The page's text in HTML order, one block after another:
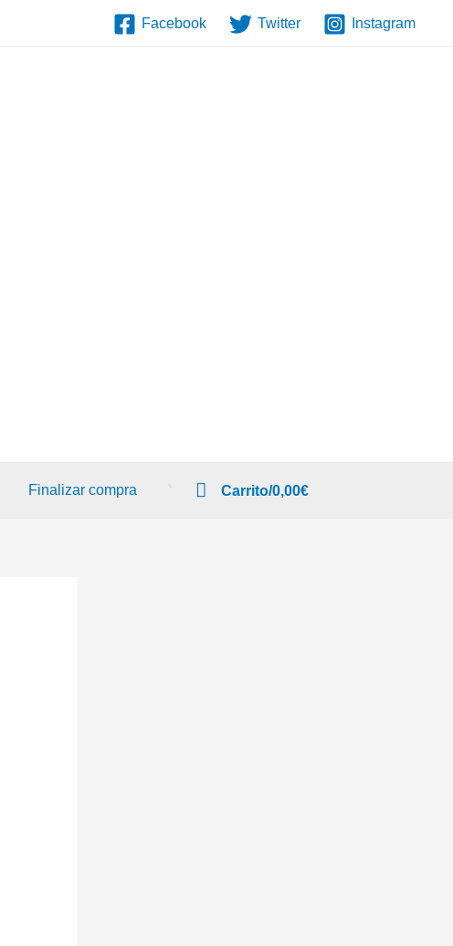
Facebook Twitter Instagram
Finalizar compra Carrito/0,00€